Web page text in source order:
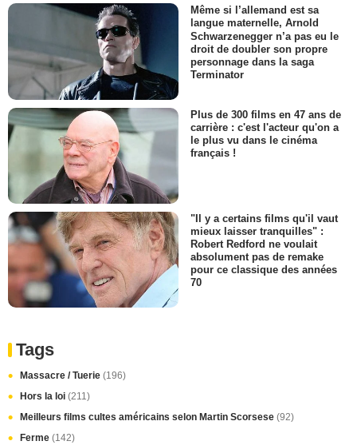
Même si l’allemand est sa
langue maternelle, Arnold
Schwarzenegger n’a pas eu le
droit de doubler son propre
personnage dans la saga
Terminator
Plus de 300 films en 47 ans de
carrière : c'est l'acteur qu'on a
le plus vu dans le cinéma
français !
"Il y a certains films qu'il vaut
mieux laisser tranquilles" :
Robert Redford ne voulait
absolument pas de remake
pour ce classique des années
70
Tags
Massacre / Tuerie (196)
Hors la loi (211)
Meilleurs films cultes américains selon Martin Scorsese (92)
Ferme (142)